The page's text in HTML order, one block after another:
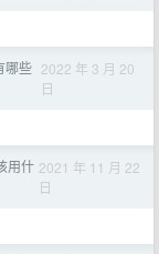
哪些 2022 年 3 月 20
日
用什 2021 年 11 月 22
日